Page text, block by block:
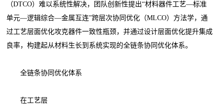
（DTCO）难以系统性解决，团队创新性提出“材料器件工艺—标准
单元—逻辑综合—金属互连”跨层次协同优化（MLCO）方法学，通
过工艺层面优化攻克器件一致性瓶颈，并通过设计层面优化提升集成
良率，构建起从材料生长到系统实现的全链条协同优化体系。
全链条协同优化体系
在工艺层